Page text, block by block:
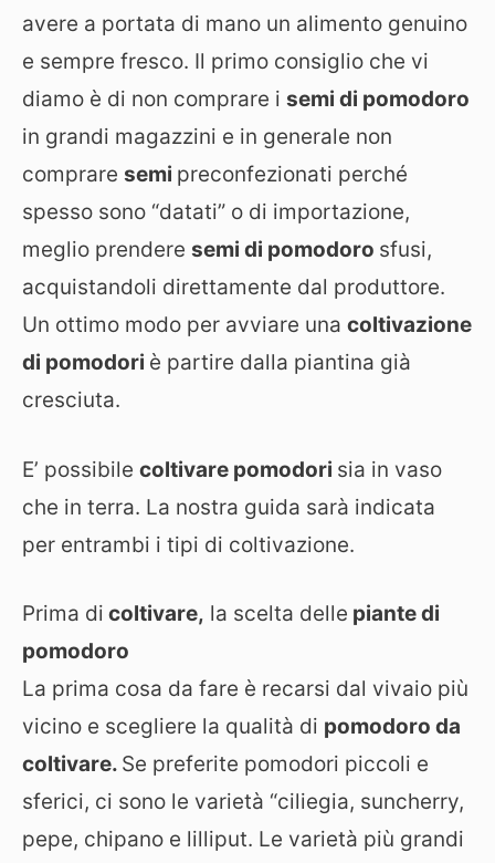
avere a portata di mano un alimento genuino
e sempre fresco. Il primo consiglio che vi
diamo è di non comprare i semi di pomodoro
in grandi magazzini e in generale non
comprare semi preconfezionati perché
spesso sono “datati” o di importazione,
meglio prendere semi di pomodoro sfusi,
acquistandoli direttamente dal produttore.
Un ottimo modo per avviare una coltivazione
di pomodori è partire dalla piantina già
cresciuta.
E’ possibile coltivare pomodori sia in vaso
che in terra. La nostra guida sarà indicata
per entrambi i tipi di coltivazione.
Prima di coltivare, la scelta delle piante di
pomodoro
La prima cosa da fare è recarsi dal vivaio più
vicino e scegliere la qualità di pomodoro da
coltivare. Se preferite pomodori piccoli e
sferici, ci sono le varietà “ciliegia, suncherry,
pepe, chipano e lilliput. Le varietà più grandi